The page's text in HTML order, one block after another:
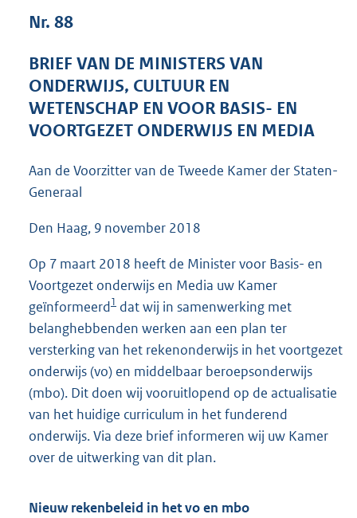
:
5
K
b
Nr. 88
BRIEF VAN DE MINISTERS VAN
ONDERWIJS, CULTUUR EN
WETENSCHAP EN VOOR BASIS- EN
VOORTGEZET ONDERWIJS EN MEDIA
Aan de Voorzitter van de Tweede Kamer der Staten-
Generaal
Den Haag, 9 november 2018
Op 7 maart 2018 heeft de Minister voor Basis- en
Voortgezet onderwijs en Media uw Kamer
geïnformeerd1 dat wij in samenwerking met
belanghebbenden werken aan een plan ter
versterking van het rekenonderwijs in het voortgezet
onderwijs (vo) en middelbaar beroepsonderwijs
(mbo). Dit doen wij vooruitlopend op de actualisatie
van het huidige curriculum in het funderend
onderwijs. Via deze brief informeren wij uw Kamer
over de uitwerking van dit plan.
Nieuw rekenbeleid in het vo en mbo